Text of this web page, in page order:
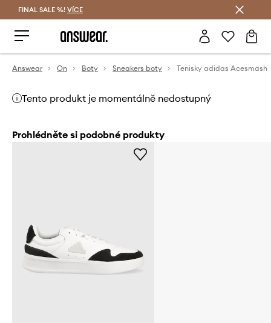
FINAL SALE %! VÍCE
Answear On Boty Sneakers boty Tenisky adidas Acesmash
Tento produkt je momentálně nedostupný
Prohlédněte si podobné produkty